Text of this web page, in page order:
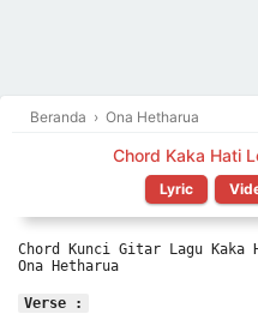
Beranda › Ona Hetharua
Chord Kaka Hati
Lyric
Chord Kunci Gitar Lagu Kaka
Ona Hetharua
Verse :